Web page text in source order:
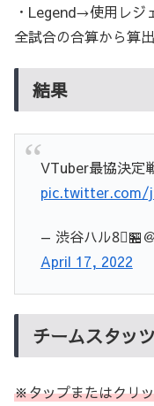
・Legend→使用レジ
全試合の合算から算
結果
VTuber最協決定
pic.twitter.com/
— 渋谷ハル8⃣🏪
April 17, 2022
チームスタッツ
※タップまたはクリ